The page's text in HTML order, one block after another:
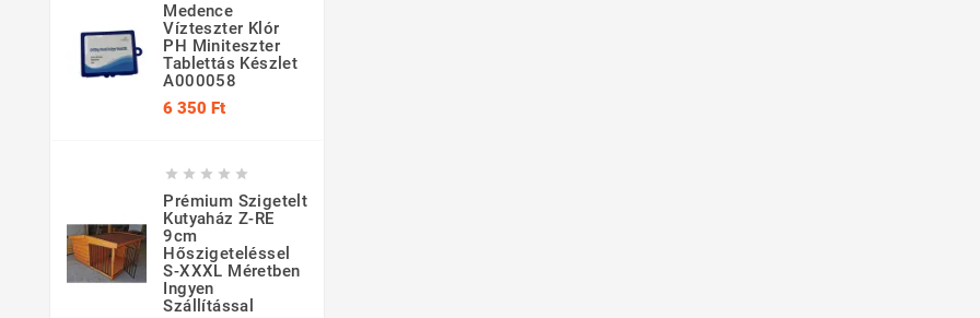
Medence
Vízteszter Klór
PH Miniteszter
Tablettás Készlet
A000058
6 350 FtÁr
    
Prémium Szigetelt
Kutyaház Z-RE
9cm
Hőszigeteléssel
S-XXXL Méretben
Ingyen
Szállítással